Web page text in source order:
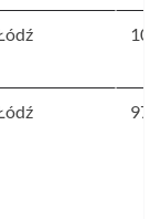
100
97